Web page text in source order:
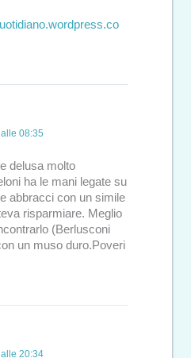
08:35
delusa molto
ha le mani legate su
abbracci con un simile
risparmiare. Meglio
(Berlusconi
un muso duro.Poveri
20:34